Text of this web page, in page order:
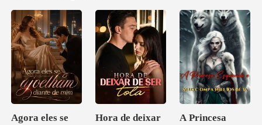
Agora eles se
Hora de deixar
A Princesa